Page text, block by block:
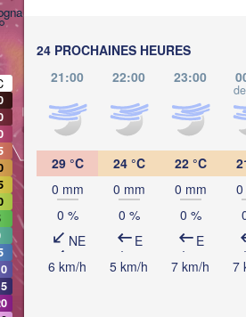
24 PROCHAINES HEURES
21:00
22:00 23:00
29 °C
0 mm
0 %
NE
6 km/h
24 °C
0 mm
0 %
E
5 km/h
22 °C
0 mm
0 %
E
7 km/h
0
7
Roma
Pescara
Foggia
ITALIE
Napoli